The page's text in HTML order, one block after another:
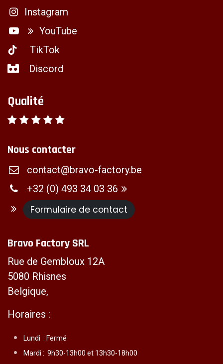
Instagram
YouTube
TikTok
Discord
Qualité
Nous contacter
contact@bravo-factory.be
+32 (0) 493 34 03 36
Formulaire de contact
Bravo Factory SRL
Rue de Gembloux 12A
5080 Rhisnes
Belgique,
Horaires :
Lundi : Fermé
Mardi : 9h30-13h00 et 13h30-18h00